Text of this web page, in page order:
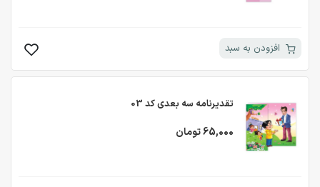
افزودن به سبد
تقدیرنامه سه بعدی کد 03
65,000 تومان